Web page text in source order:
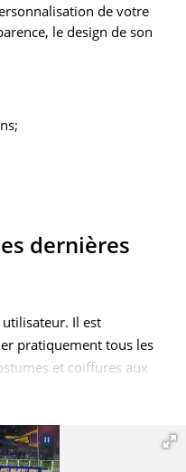
de votre
le design de son
dernières
Il est
pratiquement tous les
et coiffures aux
chaque personnage.
incluant de
cartes de joueurs,
pour vos